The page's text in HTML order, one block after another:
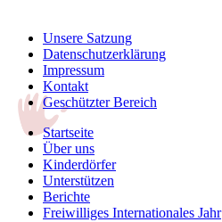
Unsere Satzung
Datenschutzerklärung
Impressum
Kontakt
Geschützter Bereich
Startseite
Über uns
Kinderdörfer
Unterstützen
Berichte
Freiwilliges Internationales Jahr